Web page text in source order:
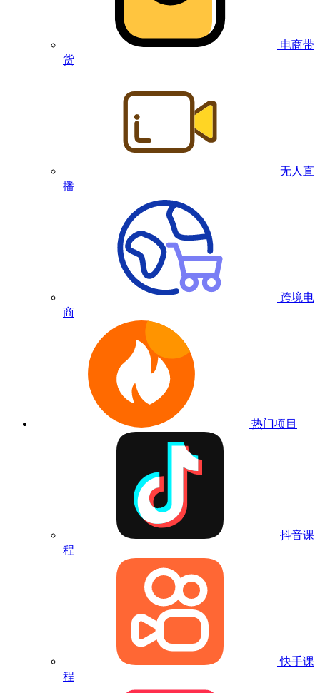
电商带
货
无人直
播
跨境电
商
热门项目
抖音课
程
快手课
程